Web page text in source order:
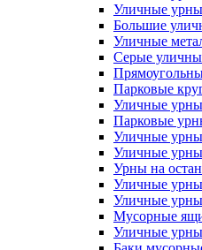
Уличные
Большие
Уличные
Серые
Парковые
Уличные
Парковые
Уличные
Уличные
Урны на
Уличные
Уличные
Мусорные
Уличные